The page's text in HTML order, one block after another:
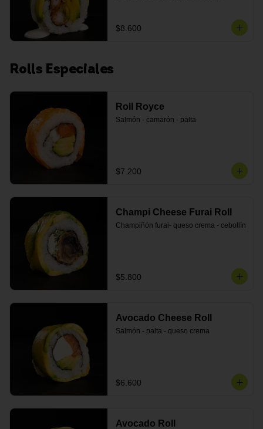
$8.600
Rolls Especiales
Roll Royce
Salmón - camarón - palta
$7.200
Champi Cheese Furai Roll
Champiñón furai- queso crema - cebollín
$5.800
Avocado Cheese Roll
Salmón - palta - queso crema
$6.600
Avocado Roll